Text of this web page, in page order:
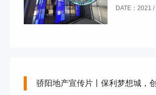
DATE：2021 /
骄阳地产宣传片丨保利梦想城，